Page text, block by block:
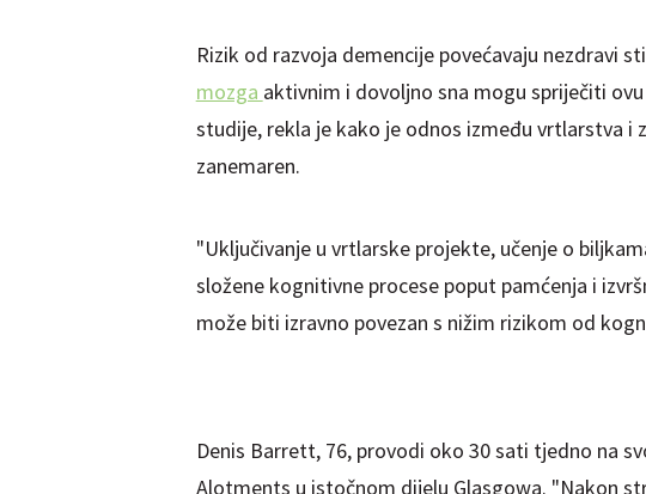
Rizik od razvoja demencije povećavaju nezdravi
mozga aktivnim i dovoljno sna mogu spriječiti
studije, rekla je kako je odnos između vrtlarstva
zanemaren.
"Uključivanje u vrtlarske projekte, učenje o
složene kognitivne procese poput pamćenja i
može biti izravno povezan s nižim rizikom od
Denis Barrett, 76, provodi oko 30 sati tjedno na
Alotments u istočnom dijelu Glasgowa. "Nakon